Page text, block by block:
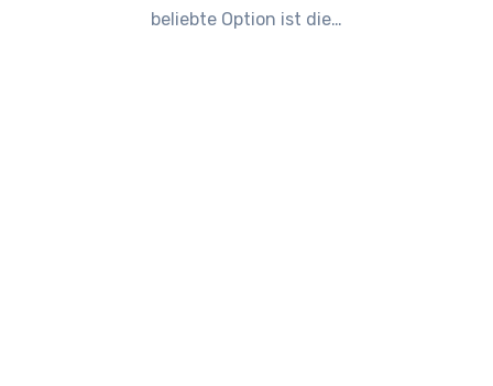
beliebte Option ist die…